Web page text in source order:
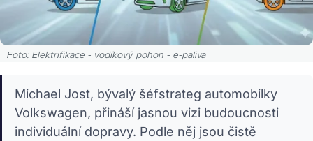
Foto: Elektrifikace - vodíkový pohon - e-paliva
Michael Jost, bývalý šéfstrateg automobilky
Volkswagen, přináší jasnou vizi budoucnosti
individuální dopravy. Podle něj jsou čistě